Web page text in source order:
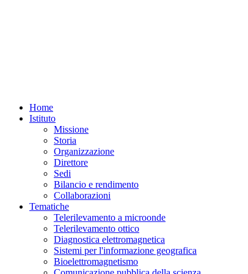
Home
Istituto
Missione
Storia
Organizzazione
Direttore
Sedi
Bilancio e rendimento
Collaborazioni
Tematiche
Telerilevamento a microonde
Telerilevamento ottico
Diagnostica elettromagnetica
Sistemi per l'informazione geografica
Bioelettromagnetismo